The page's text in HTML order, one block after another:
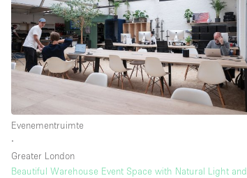
Evenementruimte
∙
Greater London
Beautiful Warehouse Event Space with Natural Light and